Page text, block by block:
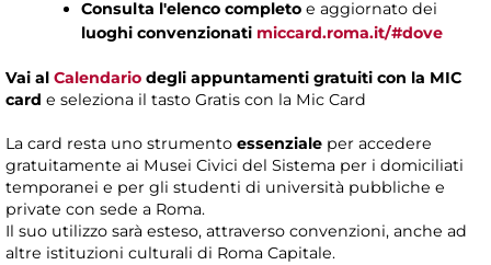
Consulta l'elenco completoe aggiornato dei
luoghi convenzionati miccard.roma.it/#dove
Vai al Calendario degli appuntamenti gratuiti con la MIC
card e seleziona il tasto Gratis con la Mic Card
La card resta uno strumento essenziale per accedere
gratuitamente ai Musei Civici del Sistema per i domiciliati
temporanei e per gli studenti di università pubbliche e
private con sede a Roma.
Il suo utilizzo sarà esteso, attraverso convenzioni, anche ad
altre istituzioni culturali di Roma Capitale.